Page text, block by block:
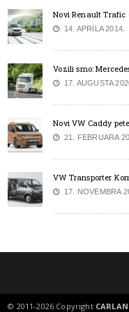
Novi Renault Trafic
14. APRILA 2014.
Vozili smo:
17. AUGUSTA
Novi VW Caddy
21. FEBRUARA
VW Transporter
17. NOVEMBRA
© 2011-2026 Copyright